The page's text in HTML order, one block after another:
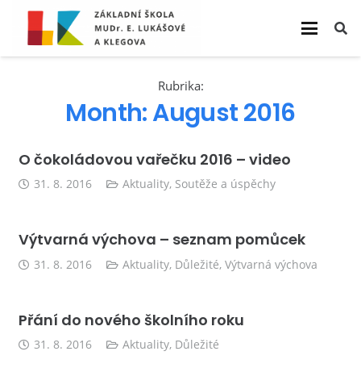
Rubrika:
Month:August 2016
O čokoládovou vařečku 2016 – video
31. 8. 2016 Aktuality, Soutěže a úspěchy
Výtvarná výchova – seznam pomůcek
31. 8. 2016 Aktuality, Důležité,Výtvarná výchova
Přání do nového školního roku
31. 8. 2016 Aktuality, Důležité